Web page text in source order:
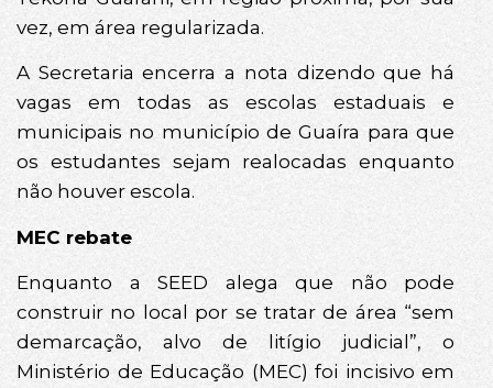
vez, em área regularizada.
A Secretaria encerra a nota dizendo que há
vagas em todas as escolas estaduais e
municipais no município de Guaíra para que
os estudantes sejam realocadas enquanto
não houver escola.
MEC rebate
Enquanto a SEED alega que não pode
construir no local por se tratar de área “sem
demarcação, alvo de litígio judicial”, o
Ministério de Educação (MEC) foi incisivo em